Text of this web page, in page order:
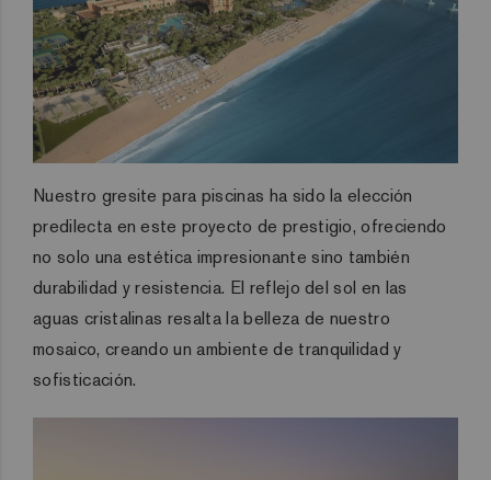
Nuestro gresite para piscinas ha sido la elección
predilecta en este proyecto de prestigio, ofreciendo
no solo una estética impresionante sino también
durabilidad y resistencia. El reflejo del sol en las
aguas cristalinas resalta la belleza de nuestro
mosaico, creando un ambiente de tranquilidad y
sofisticación.